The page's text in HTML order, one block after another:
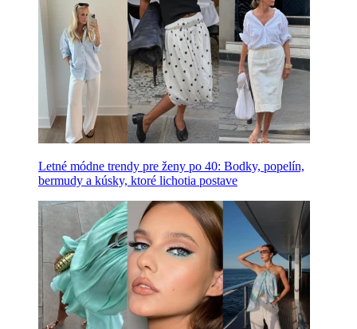
Letné módne trendy pre ženy po 40: Bodky, popelín,
bermudy a kúsky, ktoré lichotia postave